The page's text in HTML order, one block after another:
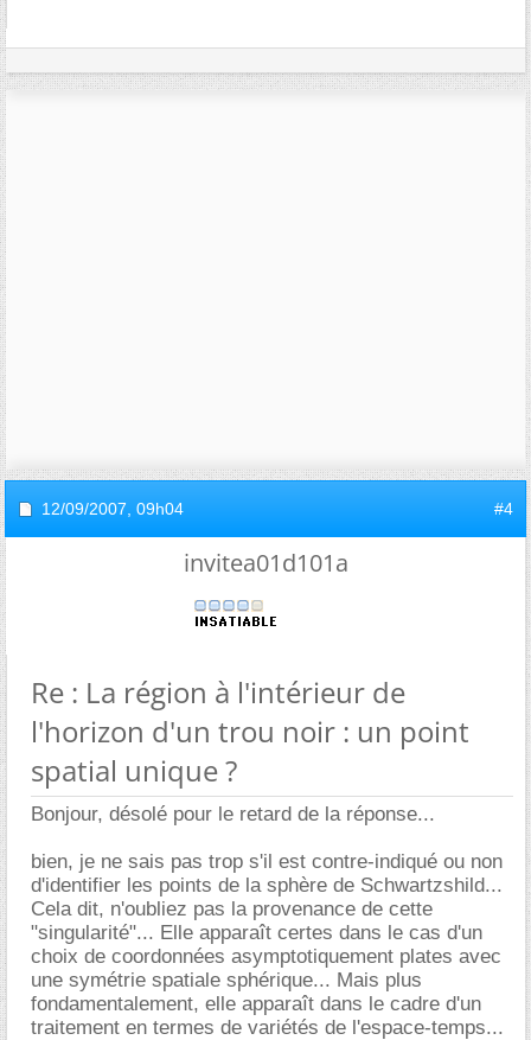
12/09/2007, 09h04 #4
invitea01d101a
Re : La région à l'intérieur de
l'horizon d'un trou noir : un point
spatial unique ?
Bonjour, désolé pour le retard de la réponse...
bien, je ne sais pas trop s'il est contre-indiqué ou non
d'identifier les points de la sphère de Schwartzshild...
Cela dit, n'oubliez pas la provenance de cette
"singularité"... Elle apparaît certes dans le cas d'un
choix de coordonnées asymptotiquement plates avec
une symétrie spatiale sphérique... Mais plus
fondamentalement, elle apparaît dans le cadre d'un
traitement en termes de variétés de l'espace-temps...